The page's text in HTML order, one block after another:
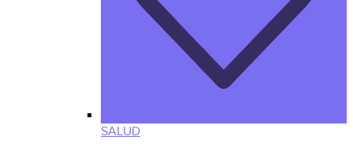
SALUD